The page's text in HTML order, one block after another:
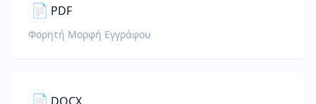
📄 PDF
Φορητή Μορφή Εγγράφου